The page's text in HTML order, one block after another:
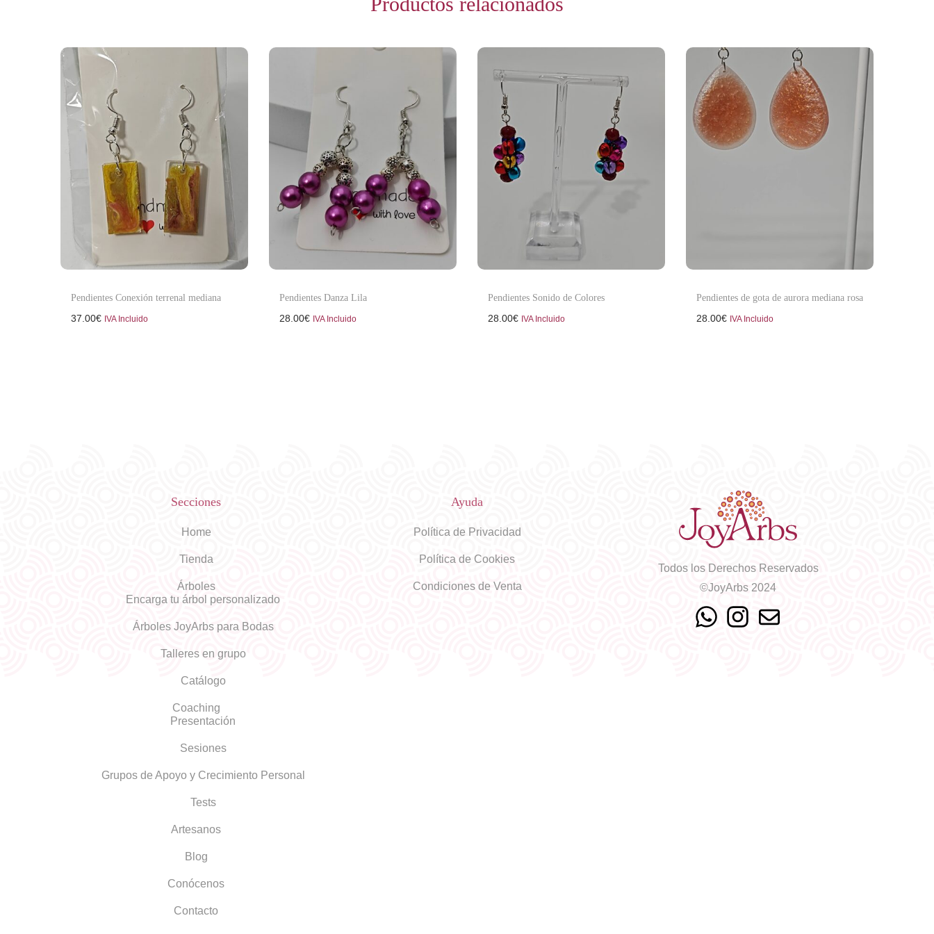
Pendientes Conexión terrenal mediana
37.00€ IVA Incluido
Pendientes Danza Lila
28.00€ IVA Incluido
Pendientes Sonido de Colores
28.00€ IVA Incluido
Pendientes de gota de aurora mediana rosa
28.00€ IVA Incluido
Secciones
Home
Tienda
Árboles
Encarga tu árbol personalizado
Árboles JoyArbs para Bodas
Talleres en grupo
Catálogo
Coaching
Presentación
Sesiones
Grupos de Apoyo y Crecimiento Personal
Tests
Artesanos
Blog
Conócenos
Contacto
Ayuda
Política de Privacidad
Política de Cookies
Condiciones de Venta
Todos los Derechos Reservados
©JoyArbs 2024